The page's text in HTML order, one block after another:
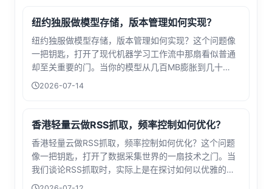
纽约独服做模型存储，版本管理如何实现？
纽约独服做模型存储，版本管理如何实现？这个问题像
一把钥匙，打开了现代机器学习工作流中那扇看似普通
却至关重要的门。当你的模型从几百MB膨胀到几十
GB，当实验次数从个位数飙升到上千次，单纯的本地存
2026-07-14
香港轻量云做RSS抓取，频率控制如何优化？
香港轻量云做RSS抓取，频率控制如何优化？这个问题
像一把钥匙，打开了数据采集世界的一扇技术之门。当
我们谈论RSS抓取时，实际上是在探讨如何以优雅的方
式与网络世界对话——既要不错过重要更新，又要避免